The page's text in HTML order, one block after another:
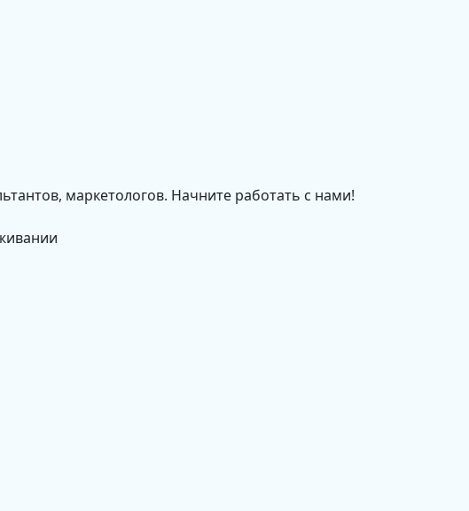
маркетологов. Начните работать с нами!